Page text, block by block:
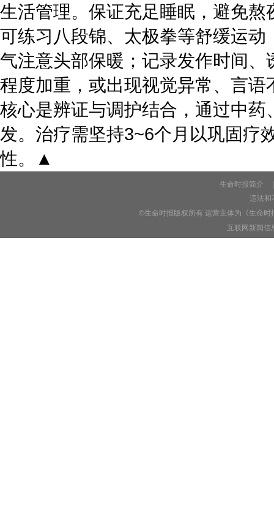
生活管理。保证充足睡眠，避免
可练习八段锦、太极拳等舒缓运
气注意头部保暖；记录发作时间
程度加重，或出现视觉异常、言
核心是辨证与调护结合，通过中
发。治疗需坚持3~6个月以巩固疗
性。▲
生命时报简介
违法和
©生命时报版权所有 运营主体为《生命
互联网新闻信